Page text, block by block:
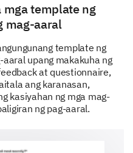
needs and
to understand your
to make the distance
of learning?
mga template ng
mag-aaral
template ng
upang makakuha ng
at questionnaire,
ang karanasan,
kasiyahan ng mga mag-
ng pag-aaral.